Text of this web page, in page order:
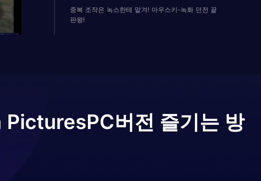
중복 조작은 녹스한테 맡겨! 마우스키-녹화 던전 끝
판왕!
PicturesPC버전 즐기는 방